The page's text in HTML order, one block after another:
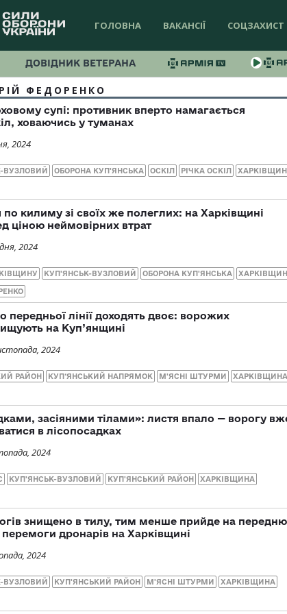
ГОЛОВНА ВАКАНСІЇ СОЦЗАХИСТ
ДОВІДНИК ВЕТЕРАНА
ФЕДОРЕНКО
супі: противник вперто намагається
ховаючись у туманах
2024
ВУЗЛОВИЙ ОБОРОНА КУП'ЯНСЬКА ОСКІЛ РІЧКА ОСКІЛ
килиму зі своїх же полеглих: на Харківщині
ціною неймовірних втрат
2024
КУП'ЯНСЬК-ВУЗЛОВИЙ ОБОРОНА КУП'ЯНСЬКА
передньої лінії доходять двоє: ворожих
на Куп’янщині
2024
РАЙОН КУП‘ЯНСЬКИЙ НАПРЯМОК М'ЯСНІ ШТУРМИ ХАРКІВЩИНА
засіяними тілами»: листя впало — ворогу
в лісопосадках
2024
КУП'ЯНСЬК-ВУЗЛОВИЙ КУП'ЯНСЬКИЙ РАЙОН ХАРКІВЩИНА
знищено в тилу, тим менше прийде на передню
дронарів на Харківщині
2024
ВУЗЛОВИЙ КУП'ЯНСЬКИЙ РАЙОН М'ЯСНІ ШТУРМИ ХАРКІВЩИНА